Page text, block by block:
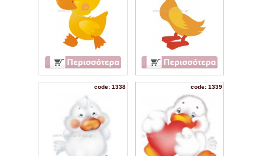
code: 1338 code: 1339